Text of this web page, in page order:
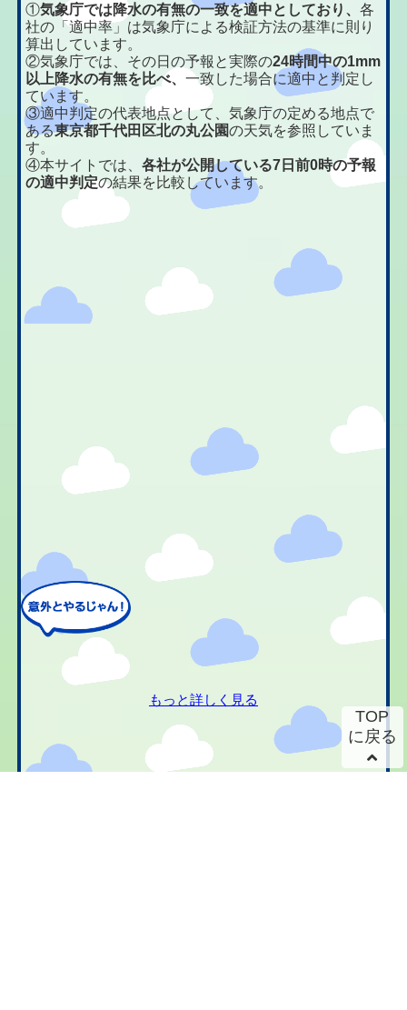
①気象庁では降水の有無の一致を適中としており、各
社の「適中率」は気象庁による検証方法の基準に則り
算出しています。
②気象庁では、その日の予報と実際の24時間中の1mm
以上降水の有無を比べ、一致した場合に適中と判定し
ています。
③適中判定の代表地点として、気象庁の定める地点で
ある東京都千代田区北の丸公園の天気を参照していま
す。
④本サイトでは、各社が公開している7日前0時の予報
の適中判定の結果を比較しています。
もっと詳しく見る
TOP
に戻る